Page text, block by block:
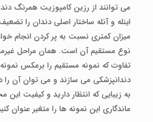
می توانند از رزین کامپوزیت همرنگ
اینله و آنله ساختار اصلی دندان را
میزان کمتری نسبت به پر کردن انجام
نوع مستقیم آن است. همان مراحل
تفاوت که نمونه مستقیم را برعکس
دندانپزشکی می سازند و می توان آن را
به زیبایی که انتظار دارید و کیفیت
ماندگاری این نمونه ها را متغیر عنوان